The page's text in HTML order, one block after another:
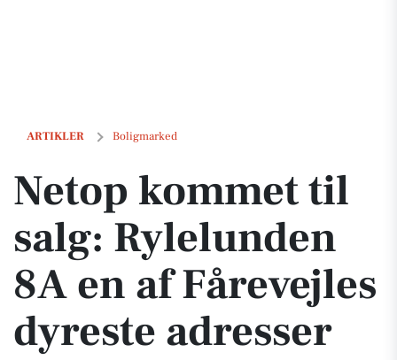
ARTIKLER Boligmarked
Netop kommet til salg: Rylelunden 8A en af Fårevejles dyreste
Netop kommet til
salg: Rylelunden
8A en af Fårevejles
dyreste adresser